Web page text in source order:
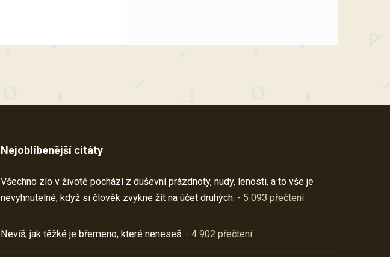
Nejoblíbenější citáty
Všechno zlo v životě pochází z duševní prázdnoty, nudy, lenosti, a to vše je
nevyhnutelné, když si člověk zvykne žít na účet druhých. - 5 093 přečtení
Nevíš, jak těžké je břemeno, které neneseš. - 4 902 přečtení